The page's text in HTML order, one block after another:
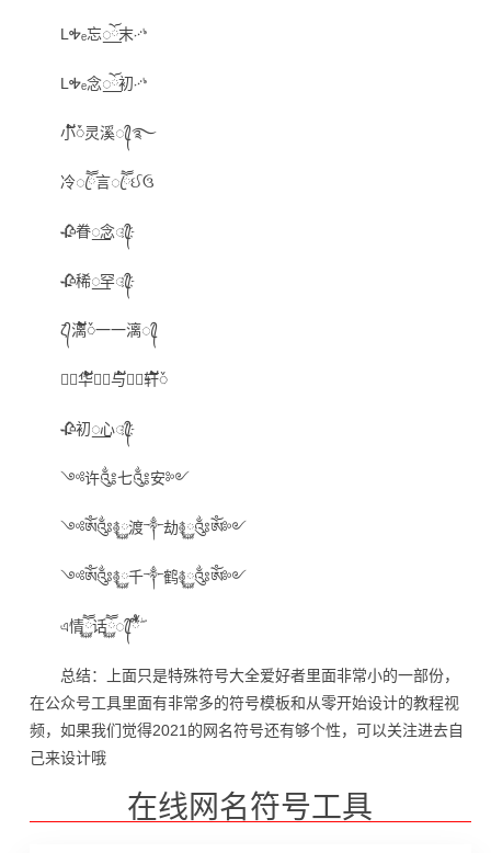
LᎭₑ忘꯭ོ末࿚ᔉ
LᎭₑ念꯭ོ初࿚ᔉ
小້໌ᮩ灵溪ꦿ᭄࿐
冷ꦿཽ言ꦿཽઈઉ
🥀眷꯭念ꦿ҉᭄
🥀稀꯭罕ꦿ҉᭄
ζ᭄漓້໌ᮨ一一漓ꦿ᭄
✧᭄华໌້ᮨ⃟与໌້ᮨ⃟轩໌້ᮨ
🥀初꯭心ꦿ҉᭄
༺许༃七༃安༻
༺ༀ༂࿅࿆渡༒劫࿅࿆༂ༀ༻
༺ༀ༂࿅࿆千༒鹤࿅࿆༂ༀ༻
এ情ཽ࿆话ཽ࿆ꦿ᭄้໊ྃۖ
总结：上面只是特殊符号大全爱好者里面非常小的一部份，
在公众号工具里面有非常多的符号模板和从零开始设计的教程视
频，如果我们觉得2021的网名符号还有够个性，可以关注进去自
己来设计哦
在线网名符号工具